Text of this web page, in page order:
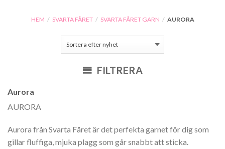
HEM / SVARTA FÅRET / SVARTA FÅRET GARN / AURORA
FILTRERA
Aurora
AURORA
Aurora från Svarta Fåret är det perfekta garnet för dig som
gillar fluffiga, mjuka plagg som går snabbt att sticka.